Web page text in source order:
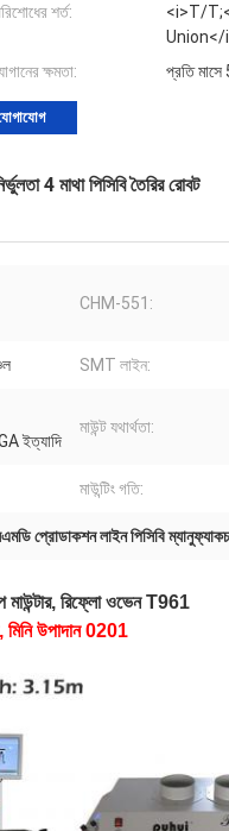
শর্ত:
<i>T/
Union</
ক্ষমতা:
প্রতি মাসে
4 মাথা পিসিবি তৈরির রোবট
CHM-551:
SMT লাইন:
ইত্যাদি
মাউন্ট যথার্থতা:
মাউন্টিং গতি:
প্রোডাকশন লাইন পিসিবি
রিফ্লো ওভেন T961
মিনি উপাদান 0201